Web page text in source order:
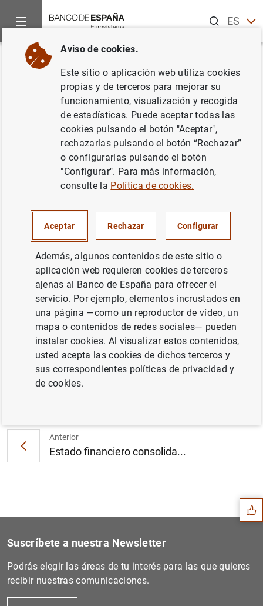
ESEN
Inicio Noticias y eventos
Volver
El BCE somete a consulta el
proyecto de Guía sobre la
notificación de operaciones de
titulización
SUPERVISIÓN PRUDENCIAL, MUS
El BCE somete a consulta el proyecto de
Guía sobre la notificación de operaciones de
titulización (231KB)
Anterior
Estado financiero consolida...
Sugerencias
Suscríbete a nuestra Newsletter
Podrás elegir las áreas de tu interés para las que quieres
recibir nuestras comunicaciones.
Aviso de cookies.
Este sitio o aplicación web utiliza cookies
propias y de terceros para mejorar su
funcionamiento, visualización y recogida
de estadísticas. Puede aceptar todas las
cookies pulsando el botón "Aceptar",
rechazarlas pulsando el botón “Rechazar”
o configurarlas pulsando el botón
"Configurar". Para más información,
consulte la Política de cookies.
Aceptar Rechazar Configurar
Además, algunos contenidos de este sitio o
aplicación web requieren cookies de terceros
ajenas al Banco de España para ofrecer el
servicio. Por ejemplo, elementos incrustados en
una página —como un reproductor de vídeo, un
mapa o contenidos de redes sociales— pueden
instalar cookies. Al visualizar estos contenidos,
usted acepta las cookies de dichos terceros y
sus correspondientes políticas de privacidad y
de cookies.